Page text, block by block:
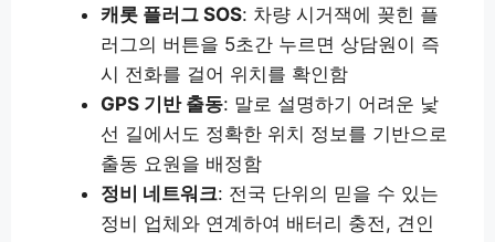
캐롯 플러그 SOS: 차량 시거잭에 꽂힌 플
러그의 버튼을 5초간 누르면 상담원이 즉
시 전화를 걸어 위치를 확인함
GPS 기반 출동: 말로 설명하기 어려운 낯
선 길에서도 정확한 위치 정보를 기반으로
출동 요원을 배정함
정비 네트워크: 전국 단위의 믿을 수 있는
정비 업체와 연계하여 배터리 충전, 견인